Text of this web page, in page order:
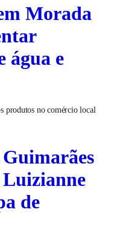
Morada
água e
produtos no comércio local
Luizianne
de